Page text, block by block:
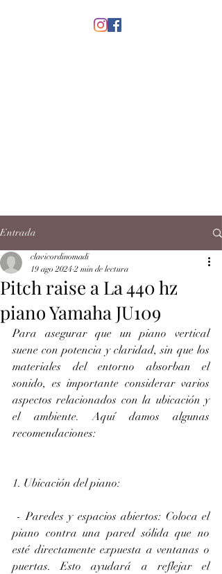
Entrada
Pitch raise a La 440 hz
piano Yamaha JU109
clavicordinomadi
19 ago 2024 2 min de lectura
Para asegurar que un piano vertical
suene con potencia y claridad, sin que los
materiales del entorno absorban el
sonido, es importante considerar varios
aspectos relacionados con la ubicación y
el ambiente. Aquí damos algunas
recomendaciones:
1. Ubicación del piano:
piano contra una pared sólida que no
esté directamente expuesta a ventanas o
puertas. Esto ayudará a reflejar el